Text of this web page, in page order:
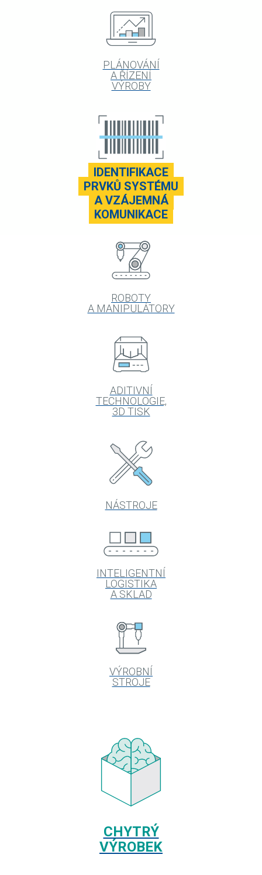
PLÁNOVÁNÍ
A ŘÍZENÍ
VÝROBY
IDENTIFIKACE
PRVKŮ SYSTÉMU
A VZÁJEMNÁ
KOMUNIKACE
ROBOTY
A MANIPULÁTORY
ADITIVNÍ
TECHNOLOGIE,
3D TISK
NÁSTROJE
INTELIGENTNÍ
LOGISTIKA
A SKLAD
VÝROBNÍ
STROJE
CHYTRÝ
VÝROBEK